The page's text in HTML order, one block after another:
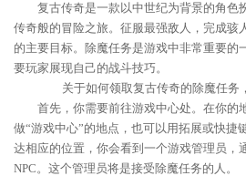
复古传奇是一款以中世纪为背景的角色
传奇般的冒险之旅。征服最强敌人，完成骇
的主要目标。除魔任务是游戏中非常重要的
要玩家展现自己的战斗技巧。
关于如何领取复古传奇的除魔任务
首先，你需要前往游戏中心处。在你的
做“游戏中心”的地点，也可以用拓展或快捷
达相应的位置，你会看到一个游戏管理员，
NPC。这个管理员将是接受除魔任务的人。